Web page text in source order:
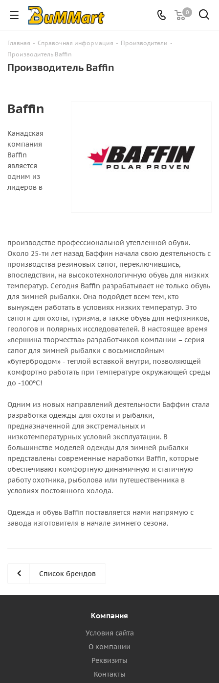
0
Главная - Справочная информация - Производители -
Производитель Baffin
Производитель Baffin
Baffin
Канадская
компания
Baffin
является
одним из
лидеров в
производстве профессиональной утепленной обуви.
Около 25-ти лет назад Баффин начала свою деятельность с
производства резиновых сапог, переключившись,
впоследствии, на высокотехнологичную обувь для низких
температур. Сегодня Baffin разрабатывает не только обувь
для зимней рыбалки. Она подойдет всем тем, кто
вынужден работать в условиях низких температур. Это
сапоги для охоты, туризма, а также обувь для нефтяников,
геологов и полярных исследователей. В настоящее время
«вершина творчества» разработчиков компании – серия
сапог для зимней рыбалки с восьмислойным
«бутербродом» - теплой вставкой внутри, позволяющей
комфортно работать при температуре окружающей среды
до -100ºС!
Одним из новых направлений деятельности Баффин стала
разработка одежды для охоты и рыбалки,
предназначенной для экстремальных и
низкотемпературных условий эксплуатации. В
большинстве моделей одежды для зимней рыбалки
представлены современные наработки Baffin, которые
обеспечивают комфортную динамичную и статичную
работу охотника, рыболова или путешественника в
условиях постоянного холода.
Одежда и обувь Baffin поставляется нами напрямую с
завода изготовителя в начале зимнего сезона.
Список брендов
Компания
Условия сайта
О компании
Реквизиты
Контакты